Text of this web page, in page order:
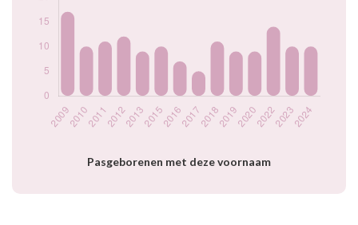
Pasgeborenen met deze voornaam
prénom Giada par
2020
2022
14
2023